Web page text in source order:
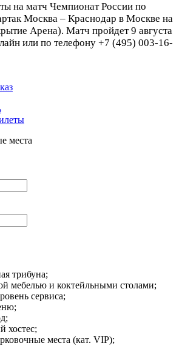
на матч Чемпионат России по
Москва – Краснодар в Москве на
Арена). Матч пройдет 9 августа
или по телефону +7 (495) 003-16-
места
трибуна;
мебелью и коктейльными столами;
сервиса;
хостес;
места (кат. VIP);